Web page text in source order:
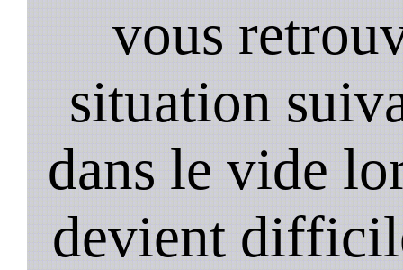
vous
situation
dans le vide
devient